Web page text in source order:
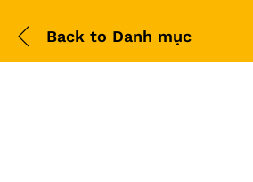
Back to Danh mục